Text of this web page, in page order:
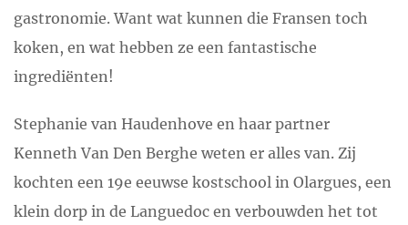
gastronomie. Want wat kunnen die Fransen toch
koken, en wat hebben ze een fantastische
ingrediënten!
Stephanie van Haudenhove en haar partner
Kenneth Van Den Berghe weten er alles van. Zij
kochten een 19e eeuwse kostschool in Olargues, een
klein dorp in de Languedoc en verbouwden het tot